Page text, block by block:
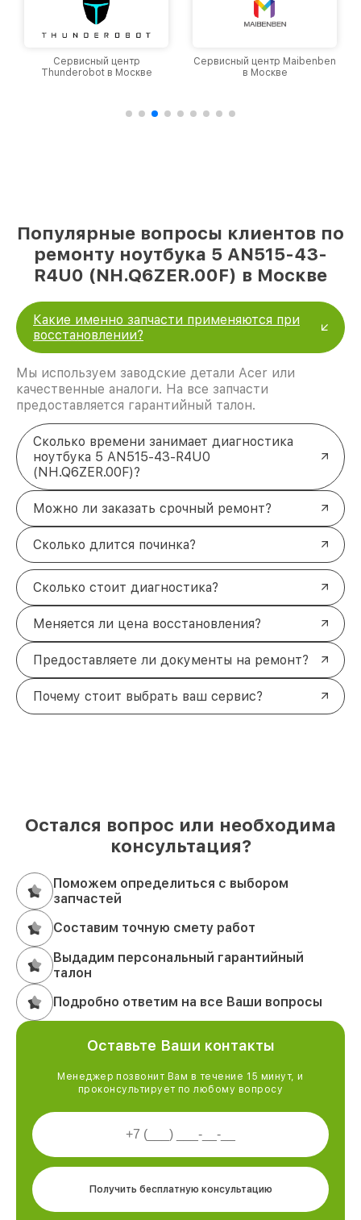
Сервисный центр
Thunderobot в Москве
Сервисный центр Maibenben
в Москве
Популярные вопросы клиентов по
ремонту ноутбука 5 AN515-43-
R4U0 (NH.Q6ZER.00F) в Москве
Какие именно запчасти применяются при
восстановлении?
Мы используем заводские детали Acer или
качественные аналоги. На все запчасти
предоставляется гарантийный талон.
Сколько времени занимает диагностика
ноутбука 5 AN515-43-R4U0
(NH.Q6ZER.00F)?
Можно ли заказать срочный ремонт?
Сколько длится починка?
Сколько стоит диагностика?
Меняется ли цена восстановления?
Предоставляете ли документы на ремонт?
Почему стоит выбрать ваш сервис?
Остался вопрос или необходима
консультация?
Поможем определиться с выбором
запчастей
Составим точную смету работ
Выдадим персональный гарантийный
талон
Подробно ответим на все Ваши вопросы
Оставьте Ваши контакты
Менеджер позвонит Вам в течение 15 минут, и
проконсультирует по любому вопросу
Получить бесплатную консультацию